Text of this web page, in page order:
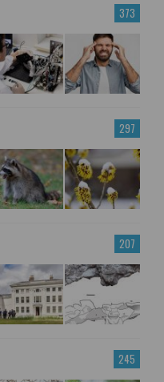
373
297
207
245